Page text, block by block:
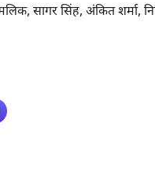
सागर सिंह, अंकित शर्मा,